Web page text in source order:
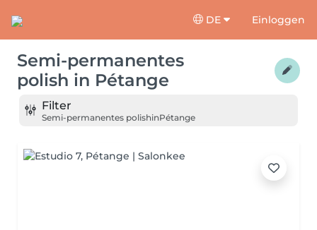
DE Einloggen
Semi-permanentes
polish in Pétange
Filter
Semi-permanentes polishinPétange